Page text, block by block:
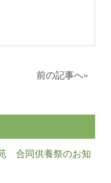
前の記事へ»
合同供養祭のお知